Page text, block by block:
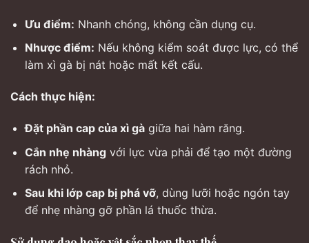
Ưu điểm: Nhanh chóng, không cần dụng cụ.
Nhược điểm: Nếu không kiểm soát được lực, có thể
làm xì gà bị nát hoặc mất kết cấu.
Cách thực hiện:
Đặt phần cap của xì gàgiữa hai hàm răng.
Cắn nhẹ nhàngvới lực vừa phải để tạo một đường
rách nhỏ.
Sau khi lớp cap bị phá vỡ, dùng lưỡi hoặc ngón tay
để nhẹ nhàng gỡ phần lá thuốc thừa.